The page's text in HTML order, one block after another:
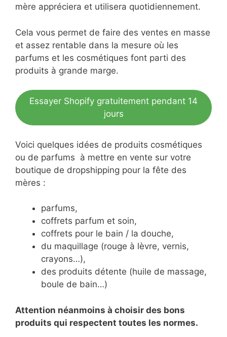
mère appréciera et utilisera quotidiennement.
Cela vous permet de faire des ventes en masse
et assez rentable dans la mesure où les
parfums et les cosmétiques font parti des
produits à grande marge.
Essayer Shopify gratuitement pendant 14
jours
Voici quelques idées de produits cosmétiques
ou de parfums à mettre en vente sur votre
boutique de dropshipping pour la fête des
mères :
parfums,
coffrets parfum et soin,
coffrets pour le bain / la douche,
du maquillage (rouge à lèvre, vernis,
crayons…),
des produits détente (huile de massage,
boule de bain…)
Attention néanmoins à choisir des bons
produits qui respectent toutes les normes.